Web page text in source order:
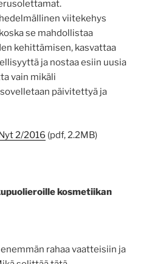
viitekehys
se mahdollistaa
kehittämisen, kasvattaa
ja nostaa esiin uusia
vain mikäli
päivitettyä ja
2/2016 (pdf, 2.2MB)
kosmetiikan
rahaa vaatteisiin ja